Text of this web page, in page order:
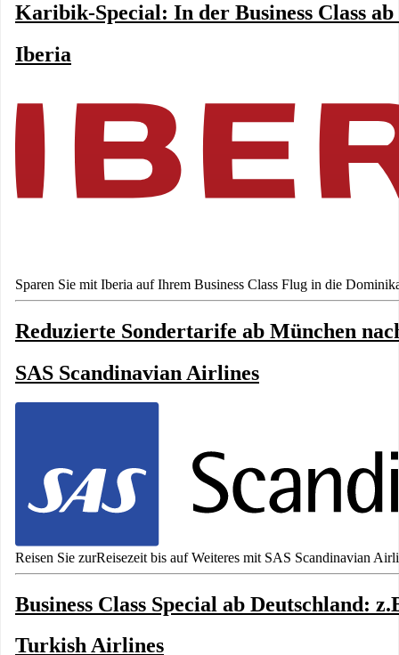
Karibik-Special: In der Business Class
Iberia
Sparen Sie mit Iberia auf Ihrem Business Class Flug in die
Reduzierte Sondertarife ab München
SAS Scandinavian Airlines
Reisen Sie zurReisezeit bis auf Weiteres mit SAS Scandinavian
Business Class Special ab Deutschland:
Turkish Airlines